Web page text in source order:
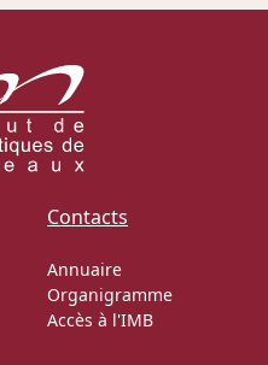
Contacts
Annuaire
Organigramme
Accès à l'IMB